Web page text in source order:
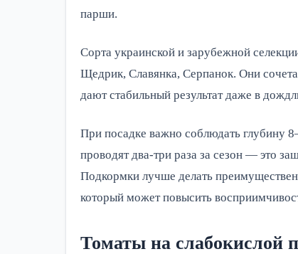
парши.
Сорта украинской и зарубежной
Щедрик, Славянка, Серпанок. Они
дают стабильный результат даже в
При посадке важно соблюдать глубину
проводят два-три раза за сезон — это
Подкормки лучше делать
который может повысить
Томаты на слабокислой